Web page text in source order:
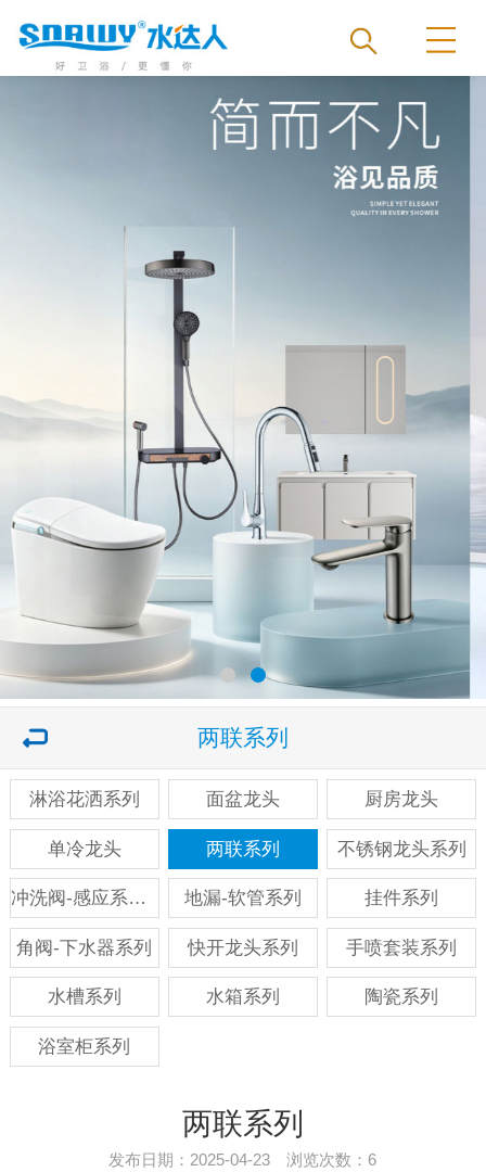
两联系列
淋浴花洒系列 面盆龙头 厨房龙头
单冷龙头 两联系列 不锈钢龙头系列
冲洗阀-感应系列系列 地漏-软管系列 挂件系列
角阀-下水器系列 快开龙头系列 手喷套装系列
水槽系列 水箱系列 陶瓷系列
浴室柜系列
两联系列
发布日期：2025-04-23 浏览次数： 6